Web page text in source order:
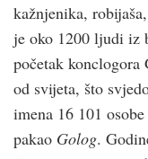
kažnjenika,
je oko 1200 ljudi iz
početak konclogora
od svijeta, što
imena 16 101
pakao Golog.